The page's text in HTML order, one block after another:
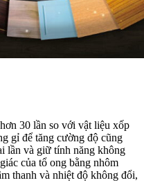
30 lần so với vật liệu xốp
gỉ để tăng cường độ cũng
lần và giữ tính năng không
của tổ ong bằng nhôm
thanh và nhiệt độ không đổi,